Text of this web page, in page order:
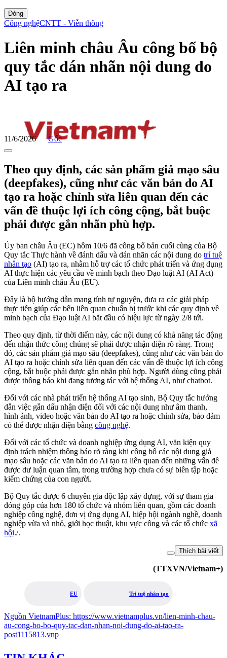
Đóng
Công nghệCNTT - Viễn thông
Liên minh châu Âu công bố bộ
quy tắc dán nhãn nội dung do
AI tạo ra
11/6/2026 Gốc
Theo quy định, các sản phẩm giả mạo sâu
(deepfakes), cũng như các văn bản do AI
tạo ra hoặc chỉnh sửa liên quan đến các
vấn đề thuộc lợi ích công cộng, bắt buộc
phải được gắn nhãn phù hợp.
Ủy ban châu Âu (EC) hôm 10/6 đã công bố bản cuối cùng của Bộ
Quy tắc Thực hành về đánh dấu và dán nhãn các nội dung do trí tuệ
nhân tạo (AI) tạo ra, nhằm hỗ trợ các tổ chức phát triển và ứng dụng
AI thực hiện các yêu cầu về minh bạch theo Đạo luật AI (AI Act)
của Liên minh châu Âu (EU).
Đây là bộ hướng dẫn mang tính tự nguyện, đưa ra các giải pháp
thực tiễn giúp các bên liên quan chuẩn bị trước khi các quy định về
minh bạch của Đạo luật AI bắt đầu có hiệu lực từ ngày 2/8 tới.
Theo quy định, từ thời điểm này, các nội dung có khả năng tác động
đến nhận thức công chúng sẽ phải được nhận diện rõ ràng. Trong
đó, các sản phẩm giả mạo sâu (deepfakes), cũng như các văn bản do
AI tạo ra hoặc chỉnh sửa liên quan đến các vấn đề thuộc lợi ích công
cộng, bắt buộc phải được gắn nhãn phù hợp. Người dùng cũng phải
được thông báo khi đang tương tác với hệ thống AI, như chatbot.
Đối với các nhà phát triển hệ thống AI tạo sinh, Bộ Quy tắc hướng
dẫn việc gắn dấu nhận diện đối với các nội dung như âm thanh,
hình ảnh, video hoặc văn bản do AI tạo ra hoặc chỉnh sửa, bảo đảm
có thể được nhận diện bằng công nghệ.
Đối với các tổ chức và doanh nghiệp ứng dụng AI, văn kiện quy
định trách nhiệm thông báo rõ ràng khi công bố các nội dung giả
mạo sâu hoặc các văn bản do AI tạo ra liên quan đến những vấn đề
được dư luận quan tâm, trong trường hợp chưa có sự biên tập hoặc
kiểm chứng của con người.
Bộ Quy tắc được 6 chuyên gia độc lập xây dựng, với sự tham gia
đóng góp của hơn 180 tổ chức và nhóm liên quan, gồm các doanh
nghiệp công nghệ, đơn vị ứng dụng AI, hiệp hội ngành nghề, doanh
nghiệp vừa và nhỏ, giới học thuật, khu vực công và các tổ chức xã
hội./.
Thích bài viết
(TTXVN/Vietnam+)
EU Trí tuệ nhân tạo
Nguồn VietnamPlus: https://www.vietnamplus.vn/lien-minh-chau-
au-cong-bo-bo-quy-tac-dan-nhan-noi-dung-do-ai-tao-ra-
post1115813.vnp